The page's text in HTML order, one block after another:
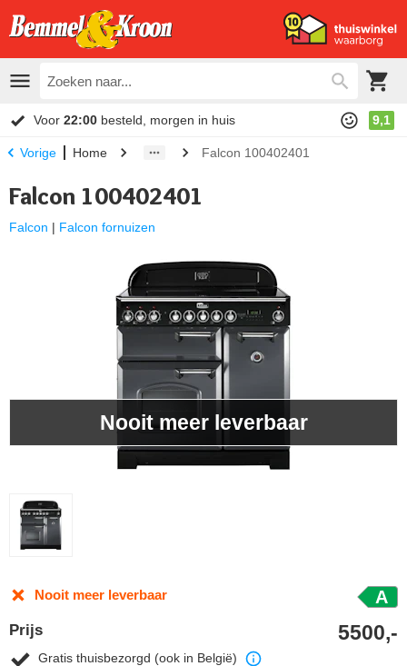
Voor 22:00 besteld, morgen in huis 9,1
Vorige Home Falcon 100402401
Falcon 100402401
Falcon | Falcon fornuizen
Nooit meer leverbaar
Nooit meer leverbaar A
Prijs 5500,-
Gratis thuisbezorgd (ook in België)